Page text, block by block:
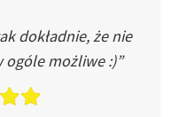
dokładnie, że nie
ogóle możliwe :)”